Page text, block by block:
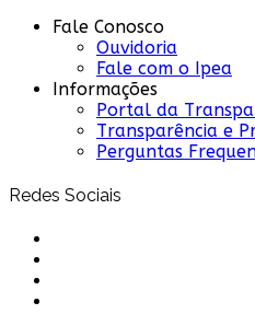
Fale Conosco
Ouvidoria
Fale com o Ipea
Informações
Portal da
Transparência e
Perguntas
Redes Sociais